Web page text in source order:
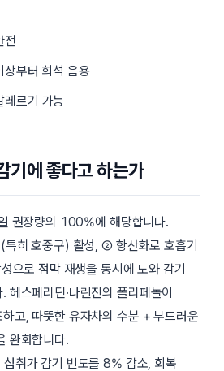
전
부터 희석 음용
르기 가능
기에 좋다고 하는가
권장량의 100%에 해당합니다.
히 호중구) 활성, ② 항산화로 호흡기
으로 점막 재생을 동시에 도와 감기
헤스페리딘·나린진의 폴리페놀이
고, 따뜻한 유자차의 수분 + 부드러운
완화합니다.
취가 감기 빈도를 8% 감소, 회복